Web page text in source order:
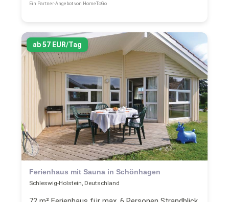
Ein Partner-Angebot von HomeToGo
ab 57 EUR/Tag
Ferienhaus mit Sauna in Schönhagen
Schleswig-Holstein, Deutschland